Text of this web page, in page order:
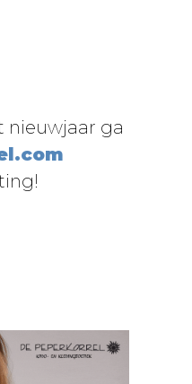
nieuwjaar ga